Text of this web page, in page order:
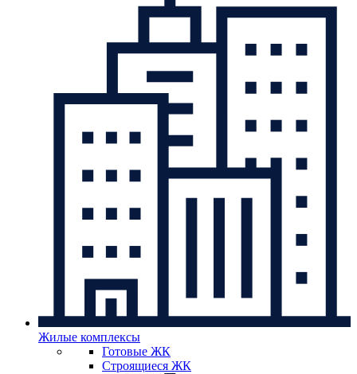
Жилые комплексы
Готовые ЖК
Строящиеся ЖК